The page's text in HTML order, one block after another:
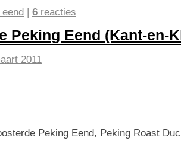
| 6 reacties
Peking Eend (Kant-en-
2011
Peking Eend, Peking Roast